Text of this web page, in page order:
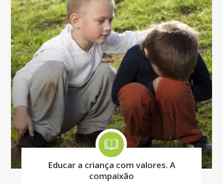
Educar a criança com valores. A
compaixão